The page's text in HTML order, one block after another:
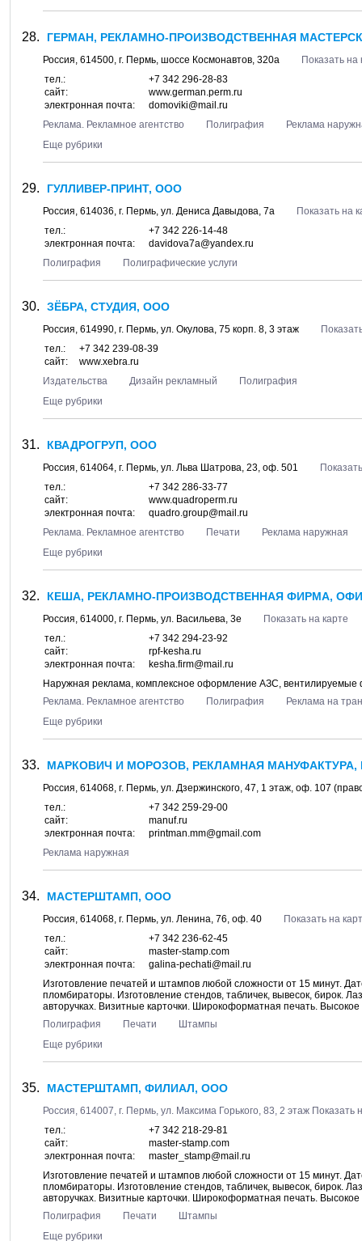
ГЕРМАН, РЕКЛАМНО-ПРОИЗВОДСТВЕННАЯ
Россия, 614500, г. Пермь, шоссе Космонавтов, 320а
Показать на
тел.:
+7 342 296-28-83
сайт:
www.german.perm.ru
электронная почта:
domoviki@mail.ru
Реклама. Рекламное агентство
Полиграфия
Реклама
Еще рубрики
ГУЛЛИВЕР-ПРИНТ, ООО
Россия, 614036, г. Пермь, ул. Дениса Давыдова, 7а
Показать на
тел.:
+7 342 226-14-48
электронная почта:
davidova7a@yandex.ru
Полиграфия
Полиграфические услуги
ЗЁБРА, СТУДИЯ, ООО
Россия, 614990, г. Пермь, ул. Окулова, 75 корп. 8, 3 этаж
тел.:
+7 342 239-08-39
сайт:
www.xebra.ru
Издательства
Дизайн рекламный
Полиграфия
Еще рубрики
КВАДРОГРУП, ООО
Россия, 614064, г. Пермь, ул. Льва Шатрова, 23, оф. 501
тел.:
+7 342 286-33-77
сайт:
www.quadroperm.ru
электронная почта:
quadro.group@mail.ru
Реклама. Рекламное агентство
Печати
Реклама наружная
Еще рубрики
КЕША, РЕКЛАМНО-ПРОИЗВОДСТВЕННАЯ ФИРМА,
Россия, 614000, г. Пермь, ул. Васильева, 3е
Показать на карте
тел.:
+7 342 294-23-92
сайт:
rpf-kesha.ru
электронная почта:
kesha.firm@mail.ru
Наружная реклама, комплексное оформление АЗС,
Реклама. Рекламное агентство
Полиграфия
Реклама на
Еще рубрики
МАРКОВИЧ И МОРОЗОВ, РЕКЛАМНАЯ МАНУФАКТУРА,
Россия, 614068, г. Пермь, ул. Дзержинского, 47, 1 этаж, оф. 107
тел.:
+7 342 259-29-00
сайт:
manuf.ru
электронная почта:
printman.mm@gmail.com
Реклама наружная
МАСТЕРШТАМП, ООО
Россия, 614068, г. Пермь, ул. Ленина, 76, оф. 40
Показать на
тел.:
+7 342 236-62-45
сайт:
master-stamp.com
электронная почта:
galina-pechati@mail.ru
Изготовление печатей и штампов любой сложности от 15 минут.
пломбираторы. Изготовление стендов, табличек, вывесок, бирок.
авторучках. Визитные карточки. Широкоформатная печать.
Полиграфия
Печати
Штампы
Еще рубрики
МАСТЕРШТАМП, ФИЛИАЛ, ООО
Россия, 614007, г. Пермь, ул. Максима Горького, 83, 2 этаж Показать
тел.:
+7 342 218-29-81
сайт:
master-stamp.com
электронная почта:
master_stamp@mail.ru
Изготовление печатей и штампов любой сложности от 15 минут.
пломбираторы. Изготовление стендов, табличек, вывесок, бирок.
авторучках. Визитные карточки. Широкоформатная печать.
Полиграфия
Печати
Штампы
Еще рубрики